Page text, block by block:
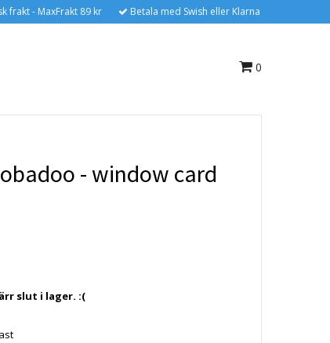
frakt - MaxFrakt 89 kr Betala med Swish eller Klarna
0
- window card
slut i lager. :(